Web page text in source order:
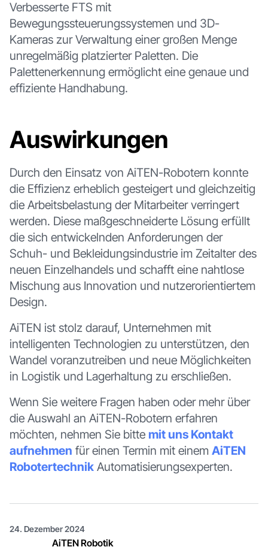
Verbesserte FTS mit
Bewegungssteuerungssystemen und 3D-
Kameras zur Verwaltung einer großen Menge
unregelmäßig platzierter Paletten. Die
Palettenerkennung ermöglicht eine genaue und
effiziente Handhabung.
Auswirkungen
Durch den Einsatz von AiTEN-Robotern konnte
die Effizienz erheblich gesteigert und gleichzeitig
die Arbeitsbelastung der Mitarbeiter verringert
werden. Diese maßgeschneiderte Lösung erfüllt
die sich entwickelnden Anforderungen der
Schuh- und Bekleidungsindustrie im Zeitalter des
neuen Einzelhandels und schafft eine nahtlose
Mischung aus Innovation und nutzerorientiertem
Design.
AiTEN ist stolz darauf, Unternehmen mit
intelligenten Technologien zu unterstützen, den
Wandel voranzutreiben und neue Möglichkeiten
in Logistik und Lagerhaltung zu erschließen.
Wenn Sie weitere Fragen haben oder mehr über
die Auswahl an AiTEN-Robotern erfahren
möchten, nehmen Sie bitte mit uns Kontakt
aufnehmen für einen Termin mit einem AiTEN
RobotertechnikAutomatisierungsexperten.
24. Dezember 2024
AiTEN Robotik